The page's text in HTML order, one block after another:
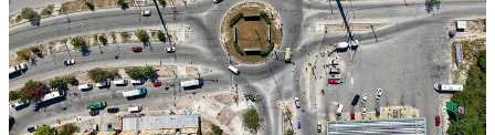
Comentarios Restacks
Lo mejor de Último Debates